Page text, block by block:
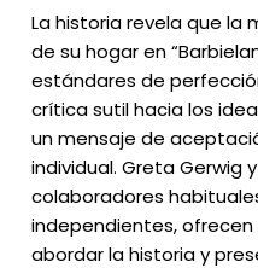
La historia revela que la
de su hogar en
estándares de
crítica sutil hacia los
un mensaje de
individual. Greta Gerwig
colaboradores
independientes,
abordar la historia y